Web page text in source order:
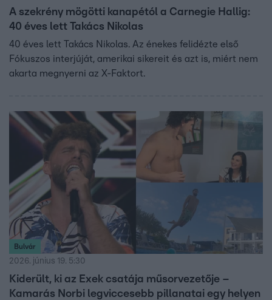
A szekrény mögötti kanapétól a Carnegie Hallig:
40 éves lett Takács Nikolas
40 éves lett Takács Nikolas. Az énekes felidézte első
Fókuszos interjúját, amerikai sikereit és azt is, miért nem
akarta megnyerni az X-Faktort.
Bulvár
2026. június 19. 5:30
Kiderült, ki az Exek csatája műsorvezetője –
Kamarás Norbi legviccesebb pillanatai egy helyen